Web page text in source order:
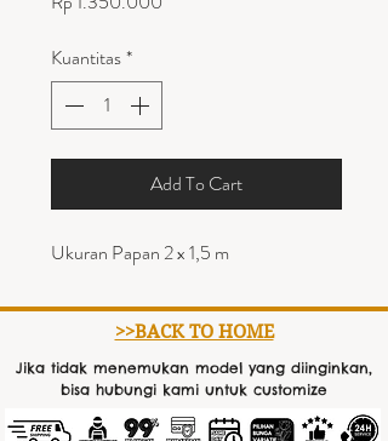
Kuantitas*
Add To Cart
Ukuran Papan 2 x 1,5 m
>>BACK TO HOME
Jika tidak menemukan model yang diinginkan,
bisa hubungi kami untuk customize